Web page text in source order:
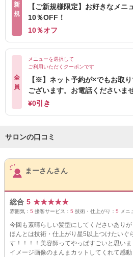
新
規
【ご新規様限定】お好きなメニ
10％OFF！
10％オフ
全
員
メニューを選択して
ご利用いただくクーポンです
【※】ネット予約が×でもお取
ございます。お電話くださいま
¥0引き
サロンの口コミ
サロンPick Up
まーさんさん
総合 5 ★★★★★
雰囲気： 5 接客サービス： 5 技術・仕上がり： 5 メニ
今回も素晴らしい髪型にしてくださいあり
ほんとは技術・仕上がり星5以上つけたいぐ
す！！！！美容師ってやっぱすごいと思いま
イメージ画像のまんまカットしてくれて感動